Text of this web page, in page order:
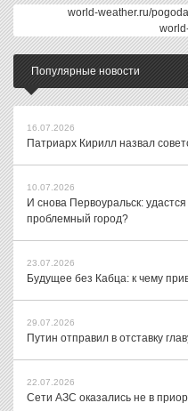
world-weather.ru/
Популярные новости
16.07.2026
Патриарх Кирилл назвал
10.07.2026
И снова Первоуральск:
проблемный город?
23.07.2026
Будущее без Кабца: к чему
29.07.2026
Путин отправил в отставку
22.07.2026
Сети АЗС оказались не в